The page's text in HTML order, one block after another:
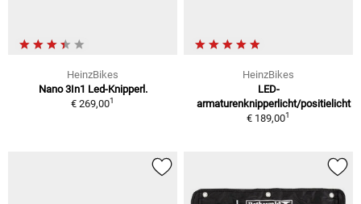
HeinzBikes
Nano 3In1 Led-Knipperl.
€ 269,001
HeinzBikes
LED-
armaturenknipperlicht/positielicht
€ 189,001